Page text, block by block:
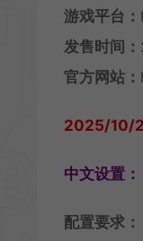
游戏平台：
发售时间：
官方网站：
2025/10/
中文设置
配置要求：